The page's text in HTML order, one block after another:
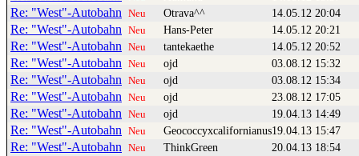
Re: "West"-Autobahn Neu Otrava^^ 14.05.12 20:04
Re: "West"-Autobahn Neu Hans-Peter 14.05.12 20:21
Re: "West"-Autobahn Neu tantekaethe 14.05.12 20:52
Re: "West"-Autobahn Neu ojd 03.08.12 15:32
Re: "West"-Autobahn Neu ojd 03.08.12 15:34
Re: "West"-Autobahn Neu ojd 23.08.12 17:05
Re: "West"-Autobahn Neu ojd 19.04.13 14:49
Re: "West"-Autobahn Neu Geococcyxcalifornianus19.04.13 15:47
Re: "West"-Autobahn Neu ThinkGreen 20.04.13 18:54